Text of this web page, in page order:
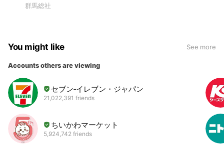
群馬総社
You might like See more
Accounts others are viewing
セブン‐イレブン・ジャパン
21,022,391 friends
ちいかわマーケット
5,924,742 friends